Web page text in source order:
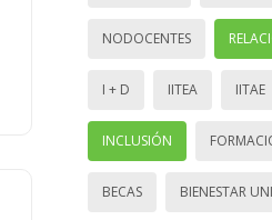
NODOCENTES
I + D IITEA IITAE
INCLUSIÓN
BECAS BIENESTAR